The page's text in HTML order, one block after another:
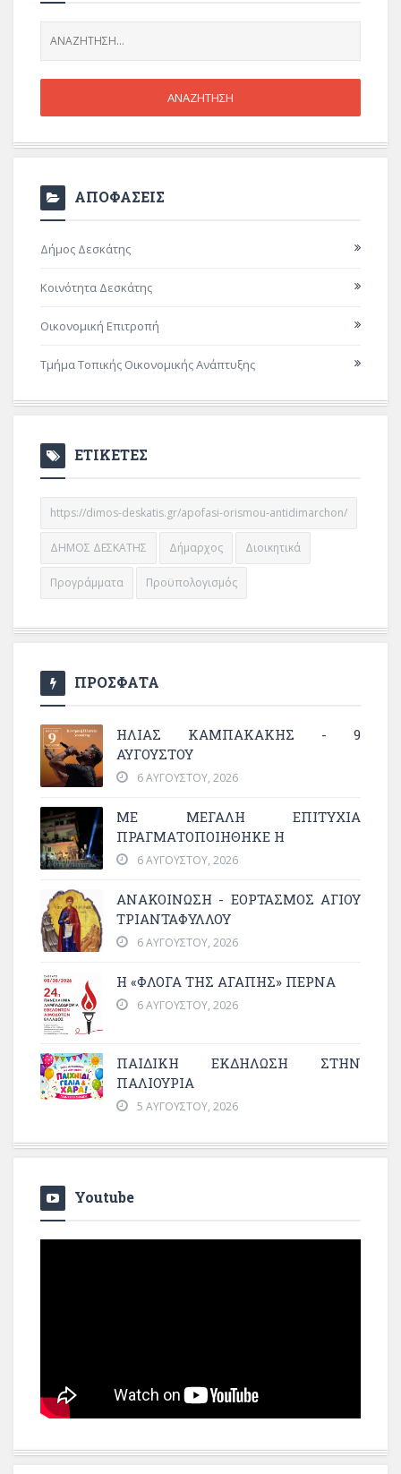
ΑΠΟΦΑΣΕΙΣ
Δήμος Δεσκάτης
Κοινότητα Δεσκάτης
Οικονομική Επιτροπή
Τμήμα Τοπικής Οικονομικής Ανάπτυξης
ΕΤΙΚΕΤΕΣ
https://dimos-deskatis.gr/apofasi-orismou-antidimarchon/
ΔΗΜΟΣ ΔΕΣΚΑΤΗΣ Δήμαρχος Διοικητικά
Προγράμματα Προϋπολογισμός
ΠΡΟΣΦΑΤΑ
ΗΛΙΑΣ ΚΑΜΠΑΚΑΚΗΣ - 9
ΑΥΓΟΥΣΤΟΥ
6 ΑΥΓΟΎΣΤΟΥ, 2026
ΜΕ ΜΕΓΆΛΗ ΕΠΙΤΥΧΊΑ
ΠΡΑΓΜΑΤΟΠΟΙΉΘΗΚΕ Η
6 ΑΥΓΟΎΣΤΟΥ, 2026
ΑΝΑΚΟΙΝΩΣΗ - ΕΟΡΤΑΣΜΟΣ ΑΓΙΟΥ
ΤΡΙΑΝΤΑΦΥΛΛΟΥ
6 ΑΥΓΟΎΣΤΟΥ, 2026
Η «ΦΛΌΓΑ ΤΗΣ ΑΓΆΠΗΣ» ΠΕΡΝΆ
6 ΑΥΓΟΎΣΤΟΥ, 2026
ΠΑΙΔΙΚΗ ΕΚΔΗΛΩΣΗ ΣΤΗΝ
ΠΑΛΙΟΥΡΙΑ
5 ΑΥΓΟΎΣΤΟΥ, 2026
Youtube